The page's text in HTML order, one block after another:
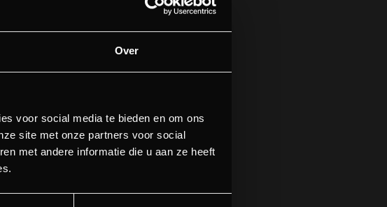
Over
voor social media te bieden en om ons
site met onze partners voor social
met andere informatie die u aan ze heeft
can try to find this page